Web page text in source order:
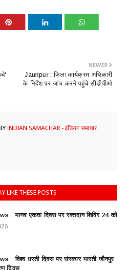
NEWER
Jaunpur : जिला कार्यक्रम अधिकारी
के निर्देश पर जांच करने पहुंचे सीडीपीओ
INDIAN SAMACHAR - इंडियन समाचार
LIKE THESE POSTS
: ​मानव एकता दिवस पर रक्तदान शिविर 24 को
: विश्व धरती दिवस पर संस्कार भारती जौनपुर
दिवस